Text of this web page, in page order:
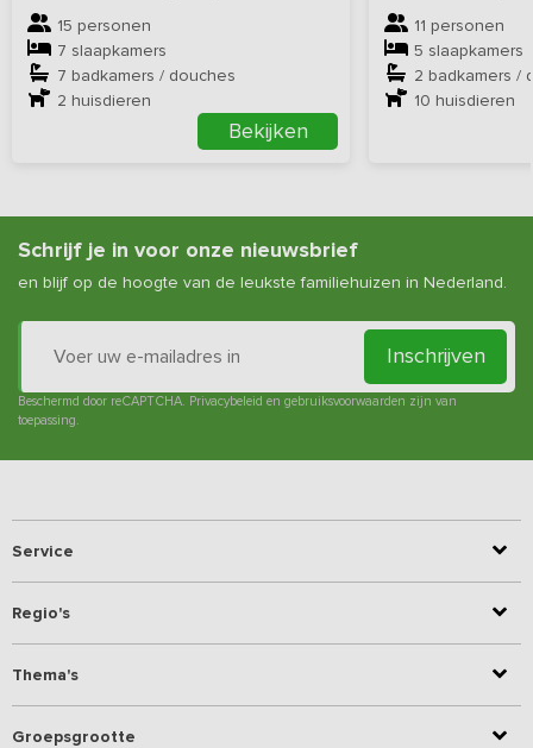
15 personen
7 slaapkamers
7 badkamers / douches
2 huisdieren
Bekijken
11 personen
5 slaapkamers
2 badkamers /
10 huisdieren
Schrijf je in voor onze nieuwsbrief
en blijf op de hoogte van de leukste familiehuizen in Nederland.
Inschrijven
Beschermd door reCAPTCHA. Privacybeleid en gebruiksvoorwaarden zijn van
toepassing.
Service
Regio's
Thema's
Groepsgrootte